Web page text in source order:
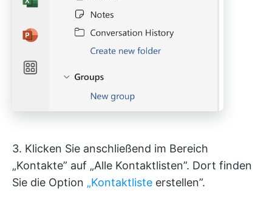
3. Klicken Sie anschließend im Bereich
„Kontakte” auf „Alle Kontaktlisten”. Dort finden
Sie die Option „Kontaktliste erstellen”.